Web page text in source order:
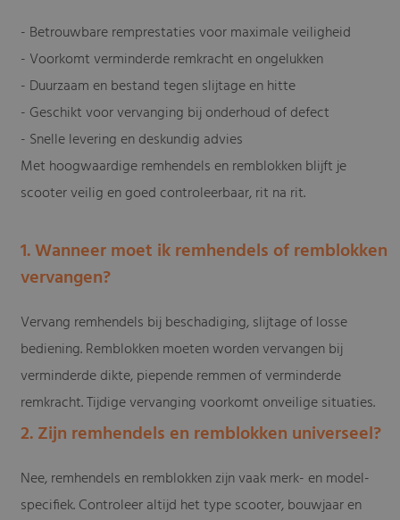
- Betrouwbare remprestaties voor maximale veiligheid
- Voorkomt verminderde remkracht en ongelukken
- Duurzaam en bestand tegen slijtage en hitte
- Geschikt voor vervanging bij onderhoud of defect
- Snelle levering en deskundig advies
Met hoogwaardige remhendels en remblokken blijft je
scooter veilig en goed controleerbaar, rit na rit.
1. Wanneer moet ik remhendels of remblokken
vervangen?
Vervang remhendels bij beschadiging, slijtage of losse
bediening. Remblokken moeten worden vervangen bij
verminderde dikte, piepende remmen of verminderde
remkracht. Tijdige vervanging voorkomt onveilige situaties.
2. Zijn remhendels en remblokken universeel?
Nee, remhendels en remblokken zijn vaak merk- en model-
specifiek. Controleer altijd het type scooter, bouwjaar en